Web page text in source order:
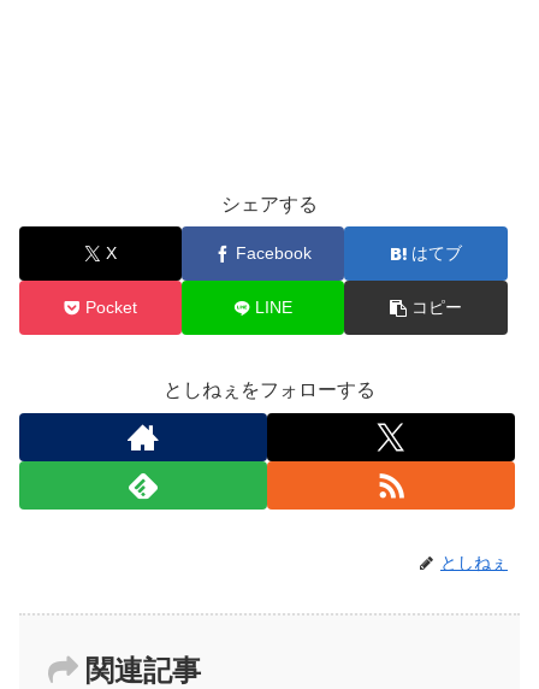
シェアする
X Facebook はてブ
Pocket LINE コピー
としねぇをフォローする
としねぇ
関連記事